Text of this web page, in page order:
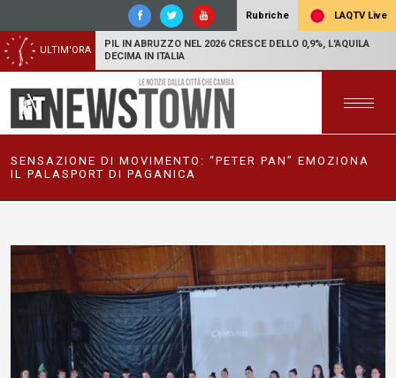
Rubriche LAQTV Live
ULTIM'ORA
PIL IN ABRUZZO NEL 2026 CRESCE DELLO 0,9%, L'AQUILA
DECIMA IN ITALIA
SENSAZIONE DI MOVIMENTO: “PETER PAN” EMOZIONA
IL PALASPORT DI PAGANICA